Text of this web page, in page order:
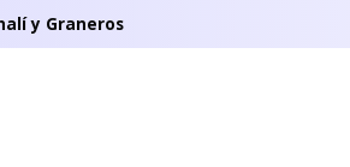
y Graneros